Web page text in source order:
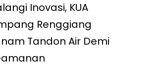
Verifikasi Lahan Gereja PT
Inovasi, KUA
Renggiang
Tandon Air Demi